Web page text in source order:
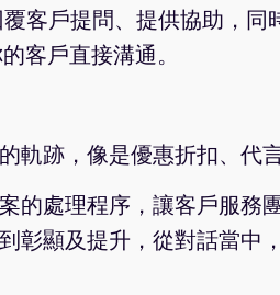
客戶提問、提供協助，
客戶直接溝通。
跡，像是優惠折扣、代
的處理程序，讓客戶服務
彰顯及提升，從對話當中